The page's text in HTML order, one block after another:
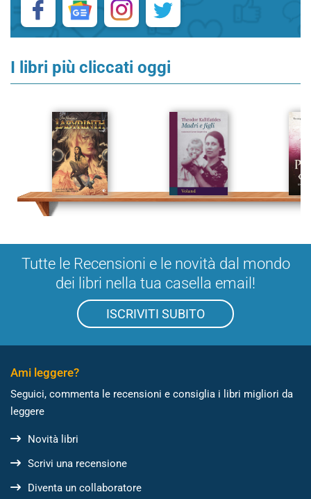
I libri più cliccati oggi
Tutte le Recensioni e le novità dal mondo
dei libri nella tua casella email!
ISCRIVITI SUBITO
Ami leggere?
Seguici, commenta le recensioni e consiglia i libri migliori da
leggere
Novità libri
Scrivi una recensione
Diventa un collaboratore